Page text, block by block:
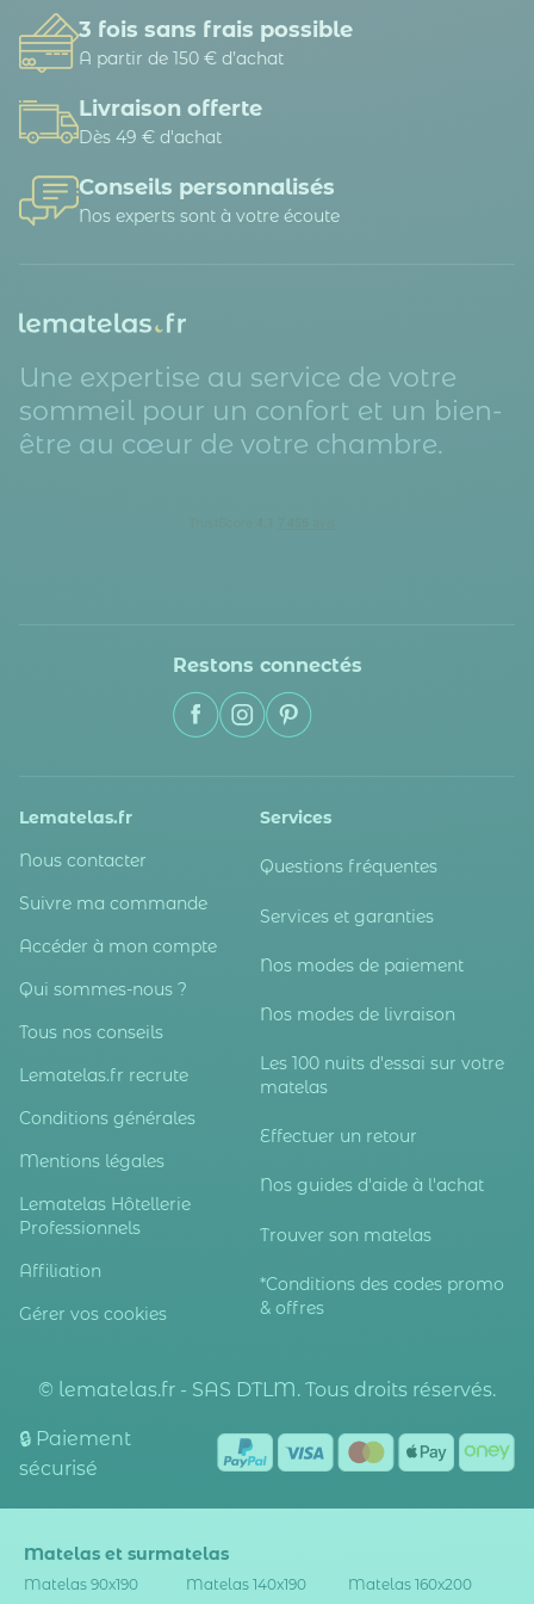
3 fois sans frais possible
A partir de 150 € d’achat
Livraison offerte
Dès 49 € d'achat
Conseils personnalisés
Nos experts sont à votre écoute
Une expertise au service de votre
sommeil pour un confort et un bien-
être au cœur de votre chambre.
Restons connectés
Lematelas.fr
Nous contacter
Suivre ma commande
Accéder à mon compte
Qui sommes-nous ?
Tous nos conseils
Lematelas.fr recrute
Conditions générales
Mentions légales
Lematelas Hôtellerie
Professionnels
Affiliation
Gérer vos cookies
Services
Questions fréquentes
Services et garanties
Nos modes de paiement
Nos modes de livraison
Les 100 nuits d'essai sur votre
matelas
Effectuer un retour
Nos guides d'aide à l'achat
Trouver son matelas
*Conditions des codes promo
& offres
© lematelas.fr - SAS DTLM. Tous droits réservés.
🔒 Paiement
sécurisé
Matelas et surmatelas
Matelas 90x190 Matelas 140x190 Matelas 160x200